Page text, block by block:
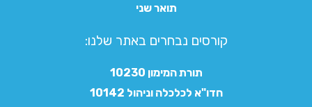
תואר שני
קורסים נבחרים באתר שלנו:​
תורת המימון 10230
חדו"א לכלכלה וניהול 10142